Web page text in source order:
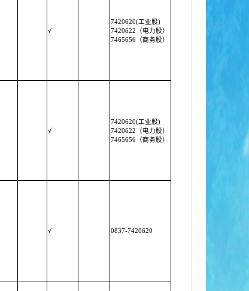
√
7420620(工业股)
7420622（电力股）
7465656（商务股）
√
7420620(工业股)
7420622（电力股）
7465656（商务股）
√ 0837-7420620